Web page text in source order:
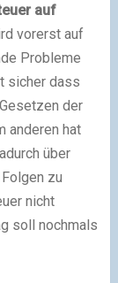
auf
vorerst auf
Probleme
sicher dass
der
anderen hat
über
zu
nicht
soll nochmals